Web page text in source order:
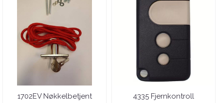
1702EV Nøkkelbetjent
4335 Fjernkontroll